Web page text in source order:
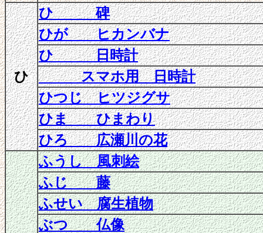
ひ
ひ 碑
ひが ヒカンバナ
ひ 日時計
スマホ用 日時計
ひつじ ヒツジグサ
ひま ひまわり
ひろ 広瀬川の花
ふうし 風刺絵
ふじ 藤
ふせい 腐生植物
ぶつ 仏像